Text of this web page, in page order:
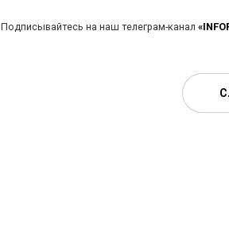
Подписывайтесь на наш телеграм-канал